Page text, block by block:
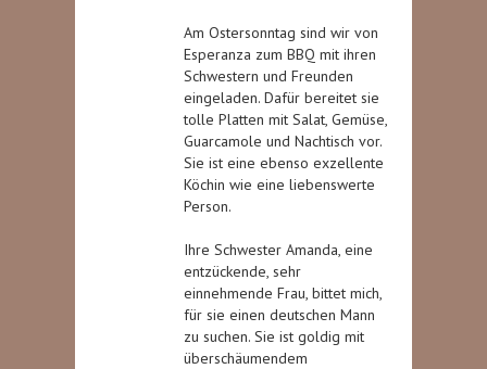
Am Ostersonntag sind wir von
Esperanza zum BBQ mit ihren
Schwestern und Freunden
eingeladen. Dafür bereitet sie
tolle Platten mit Salat, Gemüse,
Guarcamole und Nachtisch vor.
Sie ist eine ebenso exzellente
Köchin wie eine liebenswerte
Person.
Ihre Schwester Amanda, eine
entzückende, sehr
einnehmende Frau, bittet mich,
für sie einen deutschen Mann
zu suchen. Sie ist goldig mit
überschäumendem